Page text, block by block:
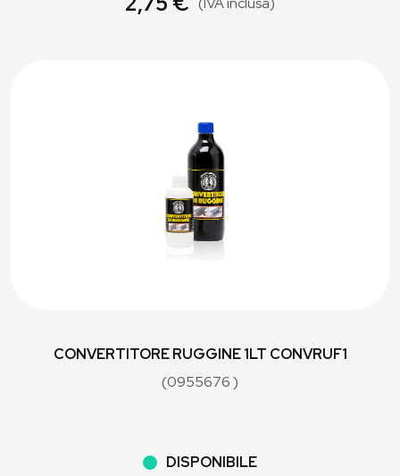
CONVERTITORE RUGGINE 1LT CONVRUF1
(0955676 )
DISPONIBILE